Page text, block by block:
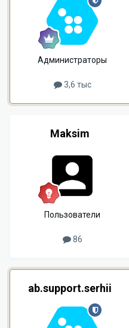
Администраторы
3,6 тыс
Maksim
Пользователи
86
ab.support.serhii